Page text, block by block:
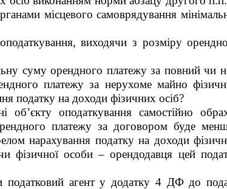
місцевого самоврядування
виходячи з розміру
суму орендного платежу за повний чи
платежу за нерухоме майно
податку на доходи фізичних осіб?
оподаткування самостійно
платежу за договором буде
нарахування податку на доходи
фізичної особи – орендодавця цей
агент у додатку 4 ДФ до